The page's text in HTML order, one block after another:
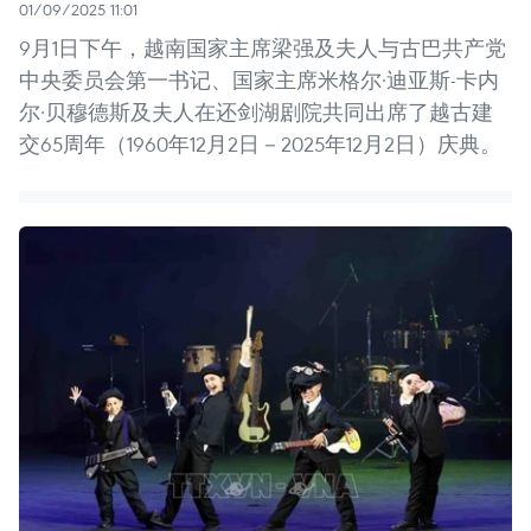
01/09/2025 11:01
9月1日下午，越南国家主席梁强及夫人与古巴共产党
中央委员会第一书记、国家主席米格尔·迪亚斯-卡内
尔·贝穆德斯及夫人在还剑湖剧院共同出席了越古建
交65周年（1960年12月2日－2025年12月2日）庆典。